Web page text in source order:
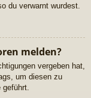
du verwarnt wurdest.
melden?
vergeben hat,
um diesen zu
geführt.